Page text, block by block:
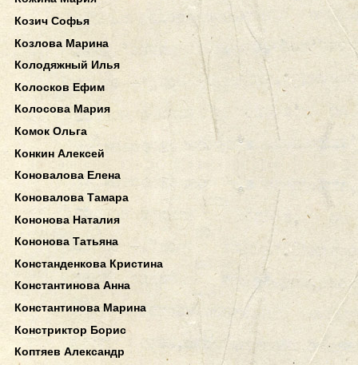
Козич Софья
Козлова Марина
Колодяжный Илья
Колосков Ефим
Колосова Мария
Комок Ольга
Конкин Алексей
Коновалова Елена
Коновалова Тамара
Кононова Наталия
Кононова Татьяна
Констанденкова Кристина
Константинова Анна
Константинова Марина
Констриктор Борис
Коптяев Александр